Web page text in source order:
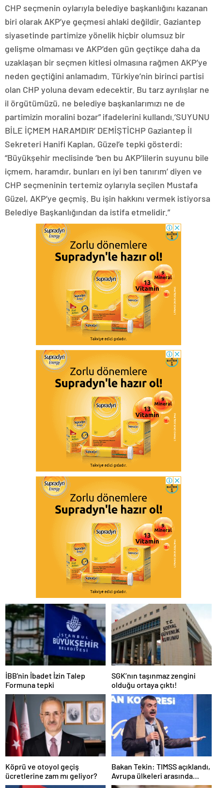
CHP seçmenin oylarıyla belediye başkanlığını kazanan
biri olarak AKP’ye geçmesi ahlaki değildir. Gaziantep
siyasetinde partimize yönelik hiçbir olumsuz bir
gelişme olmaması ve AKP’den gün geçtikçe daha da
uzaklaşan bir seçmen kitlesi olmasına rağmen AKP’ye
neden geçtiğini anlamadım. Türkiye’nin birinci partisi
olan CHP yoluna devam edecektir. Bu tarz ayrılışlar ne
il örgütümüzü, ne belediye başkanlarımızı ne de
partimizin moralini bozar” ifadelerini kullandı.’SUYUNU
BİLE İÇMEM HARAMDIR’ DEMİŞTİCHP Gaziantep İl
Sekreteri Hanifi Kaplan, Güzel’e tepki gösterdi:
“Büyükşehir meclisinde ‘ben bu AKP’lilerin suyunu bile
içmem, haramdır, bunları en iyi ben tanırım’ diyen ve
CHP seçmeninin tertemiz oylarıyla seçilen Mustafa
Güzel, AKP’ye geçmiş. Bu işin hakkını vermek istiyorsa
Belediye Başkanlığından da istifa etmelidir.”
İBB'nin İbadet İzin Talep
Formuna tepki
SGK’nın taşınmaz zengini
olduğu ortaya çıktı!
Köprü ve otoyol geçiş
ücretlerine zam mı geliyor?
Bakan Tekin: TIMSS açıklandı,
Avrupa ülkeleri arasında
birinciyiz